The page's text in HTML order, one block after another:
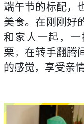
端午节的标配，
美食。在刚刚好
和家人一起，
栗，在转手翻腾
的感觉，享受亲